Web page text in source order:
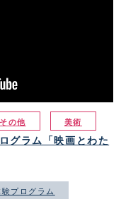
その他 美術
グラム「映画とわた
験プログラム